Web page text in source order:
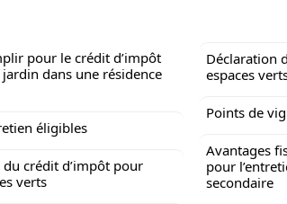
pour le crédit d’impôt
jardin dans une résidence
éligibles
crédit d’impôt pour
verts
Déclaration
espaces
Points de
Avantages
pour
secondaire